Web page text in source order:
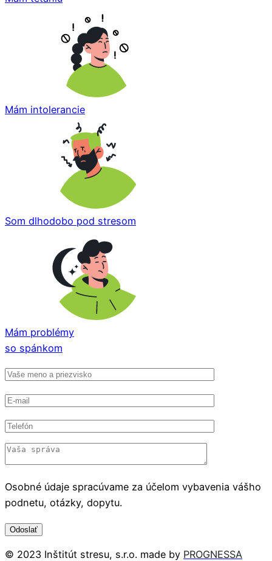
Mám intolerancie
Som dlhodobo pod stresom
Mám problémy
so spánkom
Osobné údaje spracúvame za účelom vybavenia vášho
podnetu, otázky, dopytu.
© 2023 Inštitút stresu, s.r.o. made by PROGNESSA